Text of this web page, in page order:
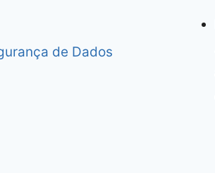
de Dados